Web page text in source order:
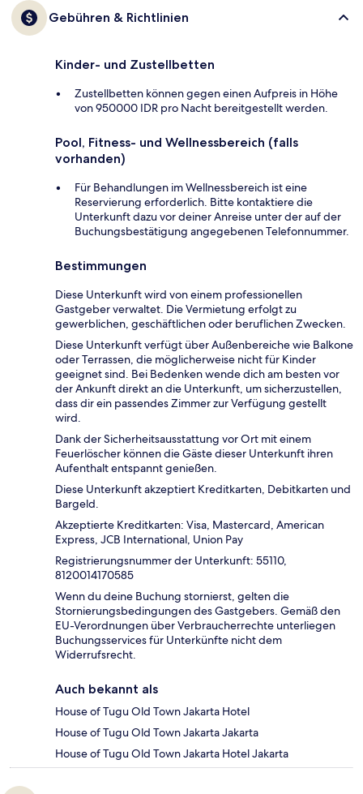
Gebühren & Richtlinien
Kinder- und Zustellbetten
Zustellbetten können gegen einen Aufpreis in Höhe
von 950000 IDR pro Nacht bereitgestellt werden.
Pool, Fitness- und Wellnessbereich (falls
vorhanden)
Für Behandlungen im Wellnessbereich ist eine
Reservierung erforderlich. Bitte kontaktiere die
Unterkunft dazu vor deiner Anreise unter der auf der
Buchungsbestätigung angegebenen Telefonnummer.
Bestimmungen
Diese Unterkunft wird von einem professionellen
Gastgeber verwaltet. Die Vermietung erfolgt zu
gewerblichen, geschäftlichen oder beruflichen Zwecken.
Diese Unterkunft verfügt über Außenbereiche wie Balkone
oder Terrassen, die möglicherweise nicht für Kinder
geeignet sind. Bei Bedenken wende dich am besten vor
der Ankunft direkt an die Unterkunft, um sicherzustellen,
dass dir ein passendes Zimmer zur Verfügung gestellt
wird.
Dank der Sicherheitsausstattung vor Ort mit einem
Feuerlöscher können die Gäste dieser Unterkunft ihren
Aufenthalt entspannt genießen.
Diese Unterkunft akzeptiert Kreditkarten, Debitkarten und
Bargeld.
Akzeptierte Kreditkarten: Visa, Mastercard, American
Express, JCB International, Union Pay
Registrierungsnummer der Unterkunft: 55110,
8120014170585
Wenn du deine Buchung stornierst, gelten die
Stornierungsbedingungen des Gastgebers. Gemäß den
EU-Verordnungen über Verbraucherrechte unterliegen
Buchungsservices für Unterkünfte nicht dem
Widerrufsrecht.
Auch bekannt als
House of Tugu Old Town Jakarta Hotel
House of Tugu Old Town Jakarta Jakarta
House of Tugu Old Town Jakarta Hotel Jakarta